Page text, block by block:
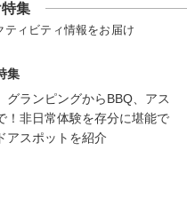
集
ィビティ情報をお届け
集
グランピングからBBQ、アス
！非日常体験を存分に堪能で
アスポットを紹介